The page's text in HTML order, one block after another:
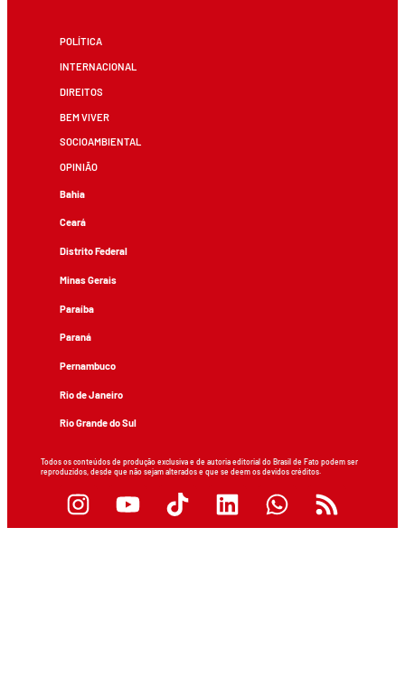
POLÍTICA
INTERNACIONAL
DIREITOS
BEM VIVER
SOCIOAMBIENTAL
OPINIÃO
Bahia
Ceará
Distrito Federal
Minas Gerais
Paraíba
Paraná
Pernambuco
Rio de Janeiro
Rio Grande do Sul
Todos os conteúdos de produção exclusiva e de autoria editorial do Brasil de Fato podem ser
reproduzidos, desde que não sejam alterados e que se deem os devidos créditos.